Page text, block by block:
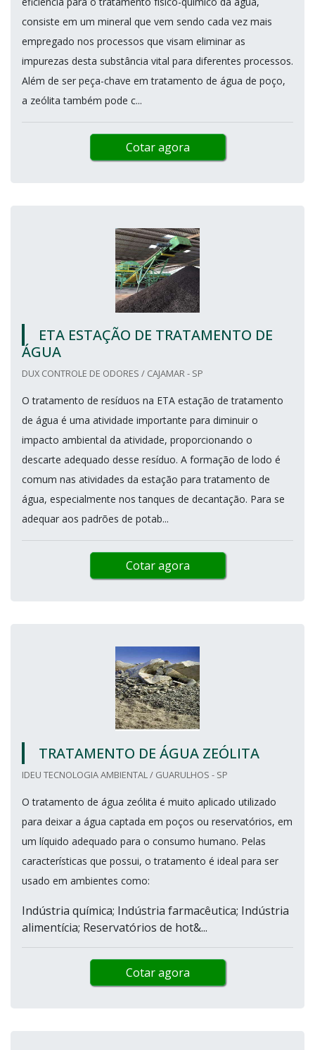
consiste em um mineral que vem sendo cada vez mais
empregado nos processos que visam eliminar as
impurezas desta substância vital para diferentes processos.
Além de ser peça-chave em tratamento de água de poço,
a zeólita também pode c...
Cotar agora
ETA ESTAÇÃO DE TRATAMENTO DE
ÁGUA
DUX CONTROLE DE ODORES / CAJAMAR - SP
O tratamento de resíduos na ETA estação de tratamento
de água é uma atividade importante para diminuir o
impacto ambiental da atividade, proporcionando o
descarte adequado desse resíduo. A formação de lodo é
comum nas atividades da estação para tratamento de
água, especialmente nos tanques de decantação. Para se
adequar aos padrões de potab...
Cotar agora
TRATAMENTO DE ÁGUA ZEÓLITA
IDEU TECNOLOGIA AMBIENTAL / GUARULHOS - SP
O tratamento de água zeólita é muito aplicado utilizado
para deixar a água captada em poços ou reservatórios, em
um líquido adequado para o consumo humano. Pelas
características que possui, o tratamento é ideal para ser
usado em ambientes como:
Indústria química; Indústria farmacêutica; Indústria
alimentícia; Reservatórios de hot&...
Cotar agora